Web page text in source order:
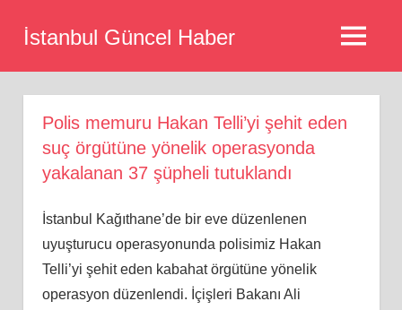
İstanbul Güncel Haber MENU
Polis memuru Hakan Telli’yi şehit eden
suç örgütüne yönelik operasyonda
yakalanan 37 şüpheli tutuklandı
İstanbul Kağıthane’de bir eve düzenlenen
uyuşturucu operasyonunda polisimiz Hakan
Telli’yi şehit eden kabahat örgütüne yönelik
operasyon düzenlendi. İçişleri Bakanı Ali